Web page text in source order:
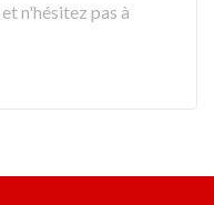
et n'hésitez pas à